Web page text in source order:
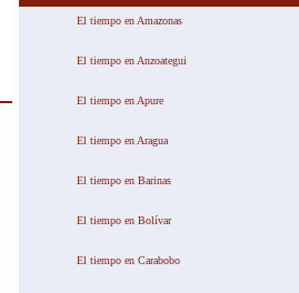
El tiempo en Amazonas
El tiempo en Anzoategui
El tiempo en Apure
El tiempo en Aragua
El tiempo en Barinas
El tiempo en Bolívar
El tiempo en Carabobo